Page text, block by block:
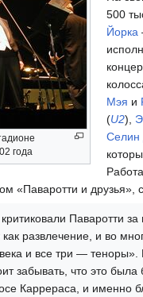
года
500
Йорка
Мэя и
(U2),
Селин
«Паваротти и друзья»,
Паваротти
развлечение, и во
и все три —
забывать, что это
Каррераса, и именно